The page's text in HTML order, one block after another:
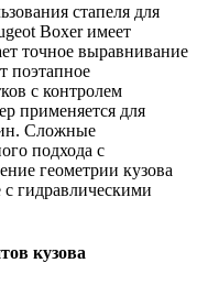
стапеля для
Boxer имеет
точное выравнивание
поэтапное
с контролем
применяется для
Сложные
подхода с
геометрии кузова
с гидравлическими
кузова